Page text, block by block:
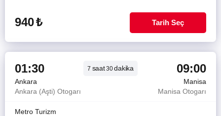
940₺ Tarih Seç
01:30 7 saat30dakika 09:00
Ankara
Manisa
Ankara (Aşti) Otogarı
Manisa Otogarı
Metro Turizm